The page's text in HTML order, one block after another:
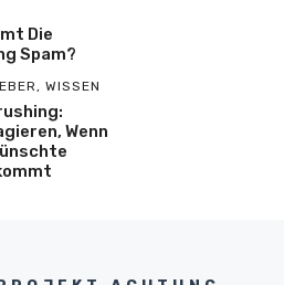
Die
Spam?
, WISSEN
Wenn